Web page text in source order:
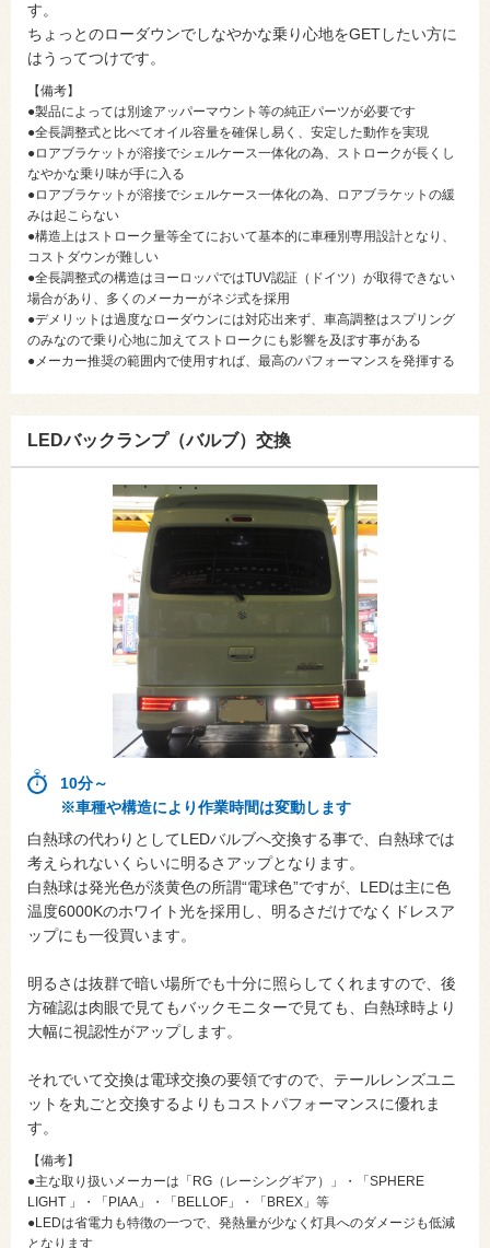
す。
ちょっとのローダウンでしなやかな乗り心地をGETしたい方に
はうってつけです。
【備考】
●製品によっては別途アッパーマウント等の純正パーツが必要です
●全長調整式と比べてオイル容量を確保し易く、安定した動作を実現
●ロアブラケットが溶接でシェルケース一体化の為、ストロークが長くし
なやかな乗り味が手に入る
●ロアブラケットが溶接でシェルケース一体化の為、ロアブラケットの緩
みは起こらない
●構造上はストローク量等全てにおいて基本的に車種別専用設計となり、
コストダウンが難しい
●全長調整式の構造はヨーロッパではTUV認証（ドイツ）が取得できない
場合があり、多くのメーカーがネジ式を採用
●デメリットは過度なローダウンには対応出来ず、車高調整はスプリング
のみなので乗り心地に加えてストロークにも影響を及ぼす事がある
●メーカー推奨の範囲内で使用すれば、最高のパフォーマンスを発揮する
LEDバックランプ（バルブ）交換
10分～
※車種や構造により作業時間は変動します
白熱球の代わりとしてLEDバルブへ交換する事で、白熱球では
考えられないくらいに明るさアップとなります。
白熱球は発光色が淡黄色の所謂“電球色”ですが、LEDは主に色
温度6000Kのホワイト光を採用し、明るさだけでなくドレスア
ップにも一役買います。
明るさは抜群で暗い場所でも十分に照らしてくれますので、後
方確認は肉眼で見てもバックモニターで見ても、白熱球時より
大幅に視認性がアップします。
それでいて交換は電球交換の要領ですので、テールレンズユニ
ットを丸ごと交換するよりもコストパフォーマンスに優れま
す。
【備考】
●主な取り扱いメーカーは「RG（レーシングギア）」・「SPHERE
LIGHT 」・「PIAA」・「BELLOF」・「BREX」等
●LEDは省電力も特徴の一つで、発熱量が少なく灯具へのダメージも低減
となります